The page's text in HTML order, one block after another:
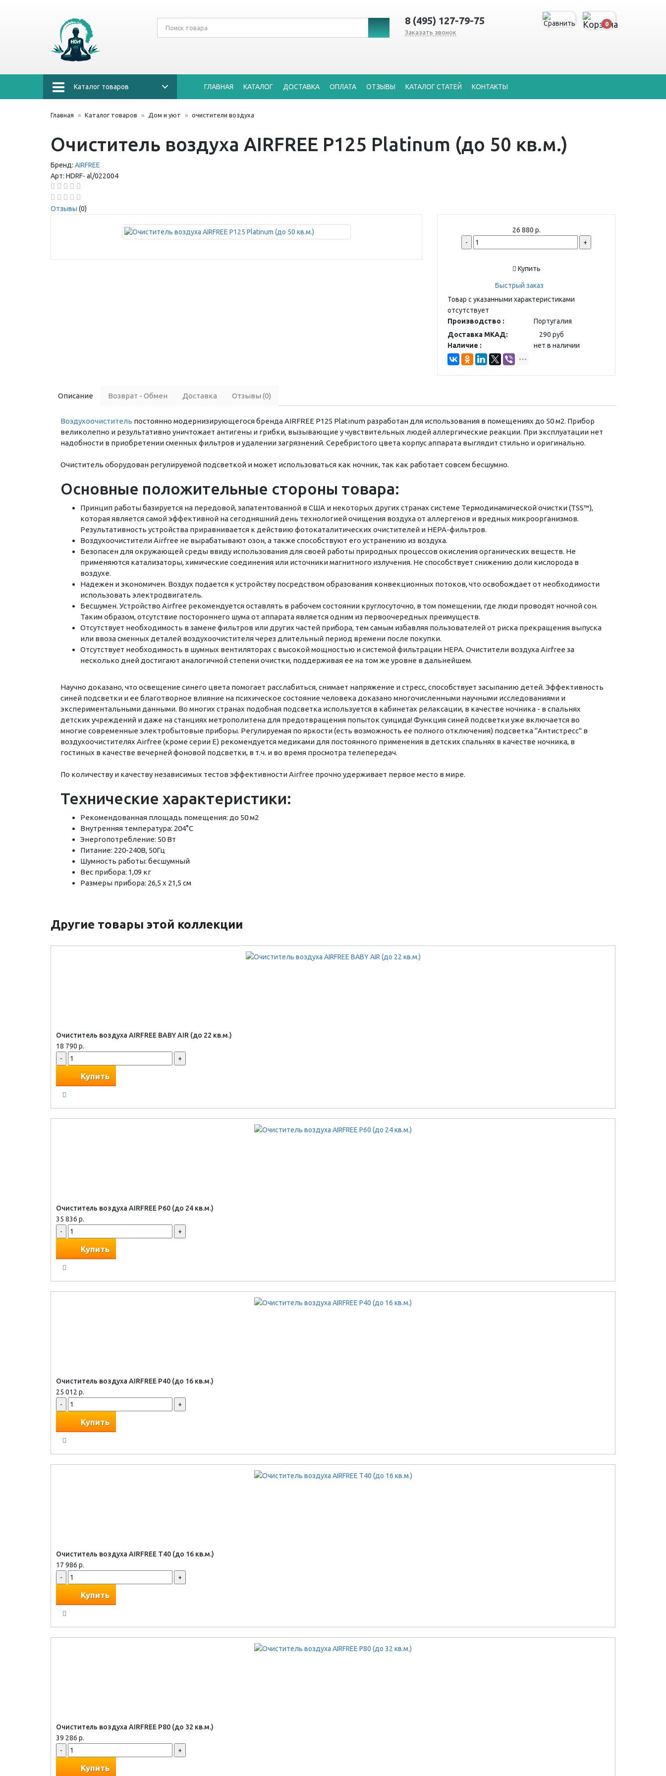
8 (495) 127-79-75
Заказать звонок
0
Каталог товаров ГЛАВНАЯ КАТАЛОГ ДОСТАВКА ОПЛАТА ОТЗЫВЫ КАТАЛОГ СТАТЕЙ КОНТАКТЫ
Главная Каталог товаров Дом и уют очистители воздуха
Очиститель воздуха AIRFREE P125 Platinum (до 50 кв.м.)
Бренд: AIRFREE
Арт: HDRF- al/022004
Отзывы (0)
26 880 р.
-
+
Купить
Быстрый заказ
Товар с указанными характеристиками
отсутствует
Производство :
Португалия
Доставка МКАД:
290 руб
Наличие :
нет в наличии
Описание Возврат - Обмен Доставка Отзывы (0)
Воздухоочиститель постоянно модернизирующегося бренда AIRFREE P125 Platinum разработан для использования в помещениях до 50 м2. Прибор
великолепно и результативно уничтожает антигены и грибки, вызывающие у чувствительных людей аллергические реакции. При эксплуатации нет
надобности в приобретении сменных фильтров и удалении загрязнений. Серебристого цвета корпус аппарата выглядит стильно и оригинально.
Очиститель оборудован регулируемой подсветкой и может использоваться как ночник, так как работает совсем бесшумно.
Основные положительные стороны товара:
Принцип работы базируется на передовой, запатентованной в США и некоторых других странах системе Термодинамической очистки (TSS™),
которая является самой эффективной на сегодняшний день технологией очищения воздуха от аллергенов и вредных микроорганизмов.
Результативность устройства приравнивается к действию фотокаталитических очистителей и HEPA-фильтров.
Воздухоочистители Airfree не вырабатывают озон, а также способствуют его устранению из воздуха.
Безопасен для окружающей среды ввиду использования для своей работы природных процессов окисления органических веществ. Не
применяются катализаторы, химические соединения или источники магнитного излучения. Не способствует снижению доли кислорода в
воздухе.
Надежен и экономичен. Воздух подается к устройству посредством образования конвекционных потоков, что освобождает от необходимости
использовать электродвигатель.
Бесшумен. Устройство Airfree рекомендуется оставлять в рабочем состоянии круглосуточно, в том помещении, где люди проводят ночной сон.
Таким образом, отсутствие постороннего шума от аппарата является одним из первоочередных преимуществ.
Отсутствует необходимость в замене фильтров или других частей прибора, тем самым избавляя пользователей от риска прекращения выпуска
или ввоза сменных деталей воздухоочистителя через длительный период времени после покупки.
Отсутствует необходимость в шумных вентиляторах с высокой мощностью и системой фильтрации HEPA. Очистители воздуха Airfree за
несколько дней достигают аналогичной степени очистки, поддерживая ее на том же уровне в дальнейшем.
Научно доказано, что освещение синего цвета помогает расслабиться, снимает напряжение и стресс, способствует засыпанию детей. Эффективность
синей подсветки и ее благотворное влияние на психическое состояние человека доказано многочисленными научными исследованиями и
экспериментальными данными. Во многих странах подобная подсветка используется в кабинетах релаксации, в качестве ночника - в спальнях
детских учреждений и даже на станциях метрополитена для предотвращения попыток суицида! Функция синей подсветки уже включается во
многие современные электробытовые приборы. Регулируемая по яркости (есть возможность ее полного отключения) подсветка "Антистресс" в
воздухоочистителях Airfree (кроме серии E) рекомендуется медиками для постоянного применения в детских спальнях в качестве ночника, в
гостиных в качестве вечерней фоновой подсветки, в т.ч. и во время просмотра телепередач.
По количеству и качеству независимых тестов эффективности Airfree прочно удерживает первое место в мире.
Технические характеристики:
Рекомендованная площадь помещения: до 50 м2
Внутренняя температура: 204°C
Энергопотребление: 50 Вт
Питание: 220-240В, 50Гц
Шумность работы: бесшумный
Вес прибора: 1,09 кг
Размеры прибора: 26,5 х 21,5 см
Другие товары этой коллекции
Очиститель воздуха AIRFREE BABY AIR (до 22 кв.м.)
18 790 р.
-
+
Купить
Очиститель воздуха AIRFREE P60 (до 24 кв.м.)
35 836 р.
-
+
Купить
Очиститель воздуха AIRFREE P40 (до 16 кв.м.)
25 012 р.
-
+
Купить
Очиститель воздуха AIRFREE T40 (до 16 кв.м.)
17 986 р.
-
+
Купить
Очиститель воздуха AIRFREE P80 (до 32 кв.м.)
39 286 р.
-
+
Купить